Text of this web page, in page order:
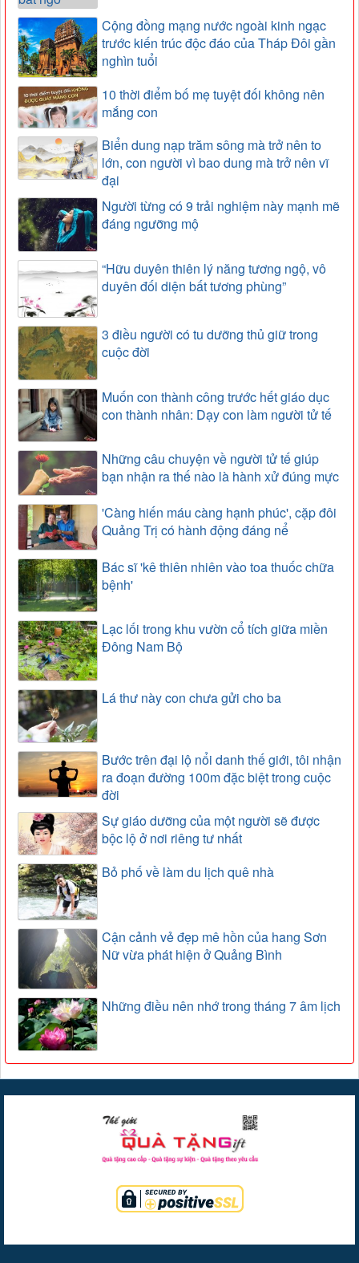
Cộng đồng mạng nước ngoài kinh ngạc
trước kiến trúc độc đáo của Tháp Đôi gần
nghìn tuổi
10 thời điểm bố mẹ tuyệt đối không nên
mắng con
Biển dung nạp trăm sông mà trở nên to
lớn, con người vì bao dung mà trở nên vĩ
đại
Người từng có 9 trải nghiệm này mạnh mẽ
đáng ngưỡng mộ
“Hữu duyên thiên lý năng tương ngộ, vô
duyên đối diện bất tương phùng”
3 điều người có tu dưỡng thủ giữ trong
cuộc đời
Muốn con thành công trước hết giáo dục
con thành nhân: Dạy con làm người tử tế
Những câu chuyện về người tử tế giúp
bạn nhận ra thế nào là hành xử đúng mực
'Càng hiến máu càng hạnh phúc', cặp đôi
Quảng Trị có hành động đáng nể
Bác sĩ 'kê thiên nhiên vào toa thuốc chữa
bệnh'
Lạc lối trong khu vườn cổ tích giữa miền
Đông Nam Bộ
Lá thư này con chưa gửi cho ba
Bước trên đại lộ nổi danh thế giới, tôi nhận
ra đoạn đường 100m đặc biệt trong cuộc
đời
Sự giáo dưỡng của một người sẽ được
bộc lộ ở nơi riêng tư nhất
Bỏ phố về làm du lịch quê nhà
Cận cảnh vẻ đẹp mê hồn của hang Sơn
Nữ vừa phát hiện ở Quảng Bình
Những điều nên nhớ trong tháng 7 âm lịch